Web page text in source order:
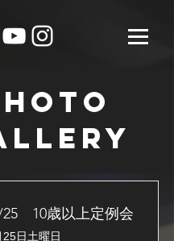
25 10歳以上定例会
日土曜日